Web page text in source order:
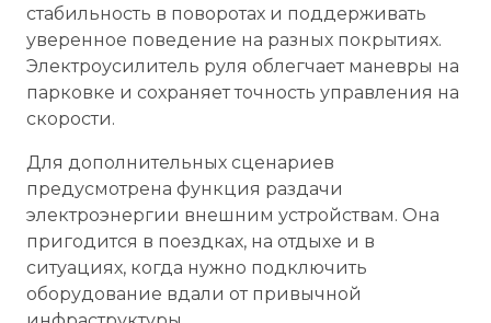
стабильность в поворотах и поддерживать
уверенное поведение на разных покрытиях.
Электроусилитель руля облегчает маневры на
парковке и сохраняет точность управления на
скорости.
Для дополнительных сценариев
предусмотрена функция раздачи
электроэнергии внешним устройствам. Она
пригодится в поездках, на отдыхе и в
ситуациях, когда нужно подключить
оборудование вдали от привычной